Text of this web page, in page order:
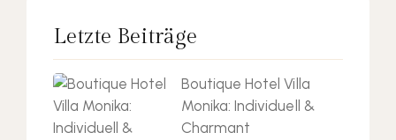
h
f
o
r
Letzte Beiträge
Boutique Hotel Villa
Monika: Individuell &
Charmant